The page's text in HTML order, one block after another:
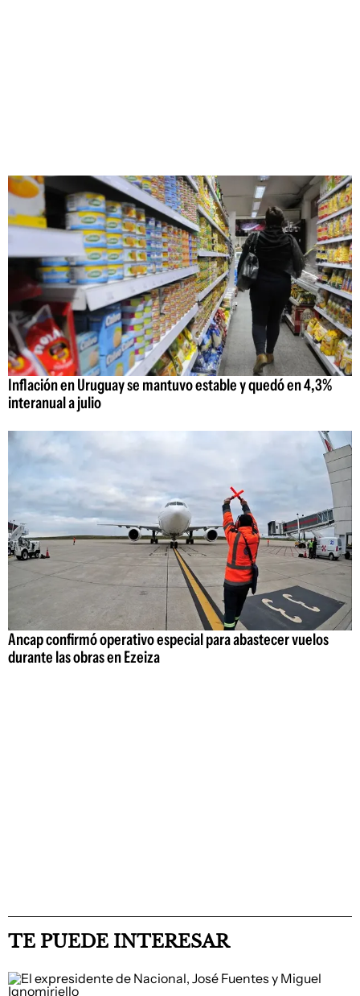
Inflación en Uruguay se mantuvo estable y quedó en 4,3%
interanual a julio
Ancap confirmó operativo especial para abastecer vuelos
durante las obras en Ezeiza
TE PUEDE INTERESAR